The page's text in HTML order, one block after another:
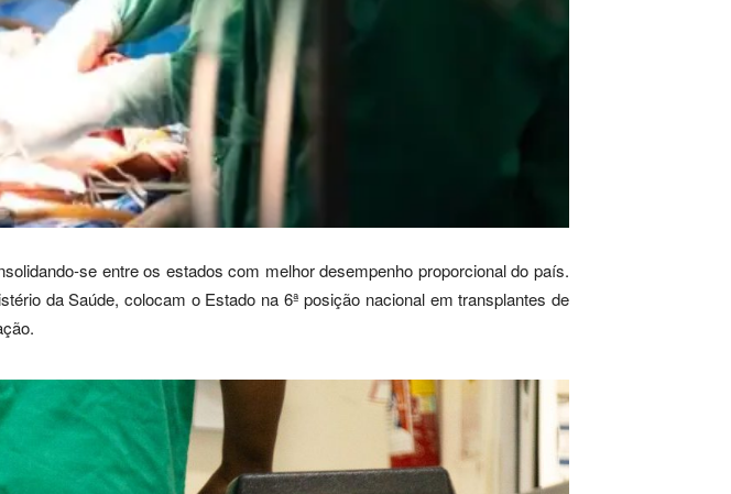
se entre os estados com melhor desempenho proporcional do país.
da Saúde, colocam o Estado na 6ª posição nacional em transplantes de